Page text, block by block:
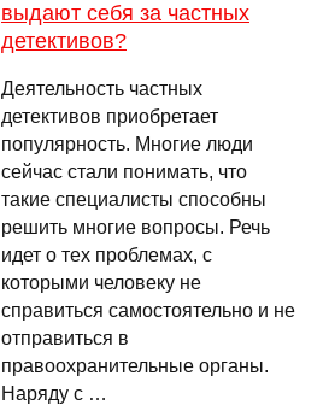
выдают себя за частных
детективов?
Деятельность частных
детективов приобретает
популярность. Многие люди
сейчас стали понимать, что
такие специалисты способны
решить многие вопросы. Речь
идет о тех проблемах, с
которыми человеку не
справиться самостоятельно и не
отправиться в
правоохранительные органы.
Наряду с …